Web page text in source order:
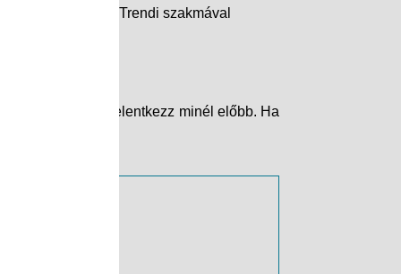
kerülj. Trendi szakmával
a képzésre és jelentkezz minél előbb. Ha